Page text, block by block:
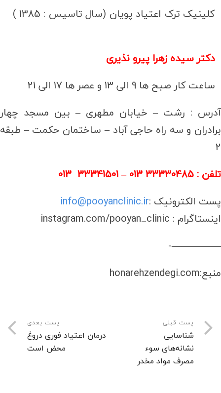
کلینیک ترک اعتیاد پویان (سال تاسیس : 1385 )
دکتر سیده زهرا پیرو نذیری
ساعت کار صبح ها 9 الی 13 و عصر ها 17 الی 21
آدرس : رشت – خیابان مطهری – بین مسجد چهار
برادران و سه راه حاجی آباد – ساختمان حکمت – طبقه
2
تلفن : 33330485 013 – 33341501 013
پست الکترونیک :info@pooyanclinic.ir
اینستاگرام : instagram.com/pooyan_clinic
—————-
منبع:honarehzendegi.com
پست قبلی
شناسایی
نشانه‌های سوء
مصرف مواد مخدر
پست بعدی
درمان اعتیاد فوری دروغ
محض است